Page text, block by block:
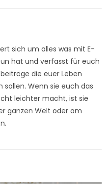
sich um alles was mit E-
hat und verfasst für euch
die euer Leben
Wenn sie euch das
leichter macht, ist sie
ganzen Welt oder am